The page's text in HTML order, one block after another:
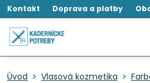
Kontakt Doprava a platby
Úvod Vlasová kozmetika